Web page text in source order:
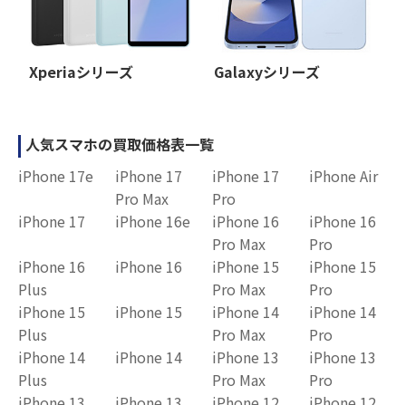
Xperiaシリーズ Galaxyシリーズ
人気スマホの買取価格表一覧
iPhone 17e
iPhone 17
Pro Max
iPhone 17
Pro
iPhone Air
iPhone 17 iPhone 16e
iPhone 16
Pro Max
iPhone 16
Pro
iPhone 16
Plus
iPhone 16
iPhone 15
Pro Max
iPhone 15
Pro
iPhone 15
Plus
iPhone 15
iPhone 14
Pro Max
iPhone 14
Pro
iPhone 14
Plus
iPhone 14
iPhone 13
Pro Max
iPhone 13
Pro